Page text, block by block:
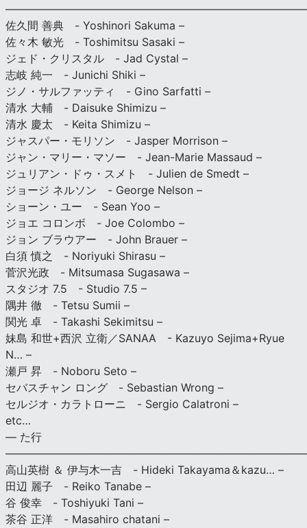
佐久間 善典 - Yoshinori Sakuma –
佐々木 敏光 - Toshimitsu Sasaki –
ジェド・クリスタル - Jad Cystal –
志岐 純一 - Junichi Shiki –
ジノ・サルファッティ - Gino Sarfatti –
清水 大輔 - Daisuke Shimizu –
清水 慶太 - Keita Shimizu –
ジャスパー・モリソン - Jasper Morrison –
ジャン・マリー・マソー - Jean-Marie Massaud –
ジュリアン・ドゥ・スメト - Julien de Smedt –
ジョージ ネルソン - George Nelson –
ショーン・ユー - Sean Yoo –
ジョエ コロンボ - Joe Colombo –
ジョン ブラウアー - John Brauer –
白須 慎之 - Noriyuki Shirasu –
菅沢光政 - Mitsumasa Sugasawa –
スタジオ 7.5 - Studio 7.5 –
隅井 徹 - Tetsu Sumii –
関光 卓 - Takashi Sekimitsu –
妹島 和世+西沢 立衛／SANAA - Kazuyo Sejima+Ryue
N… –
瀬戸 昇 - Noboru Seto –
セバスチャン ロング - Sebastian Wrong –
セルジオ・カラトローニ - Sergio Calatroni –
etc…
— た行
高山英樹 ＆ 伊与木一吉 - Hideki Takayama＆kazu… –
田辺 麗子 - Reiko Tanabe –
谷 俊幸 - Toshiyuki Tani –
茶谷 正洋 - Masahiro chatani –